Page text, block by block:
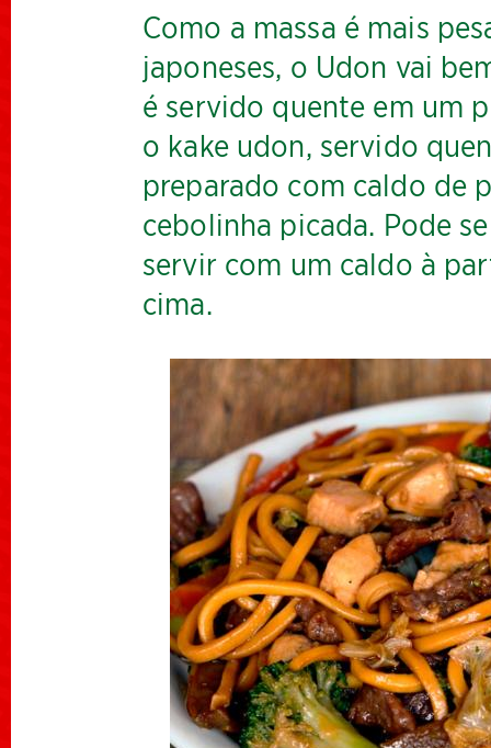
Como a massa é mais
japoneses, o Udon vai
é servido quente em um
o kake udon, servido
preparado com caldo de
cebolinha picada. Pode
servir com um caldo à
cima.